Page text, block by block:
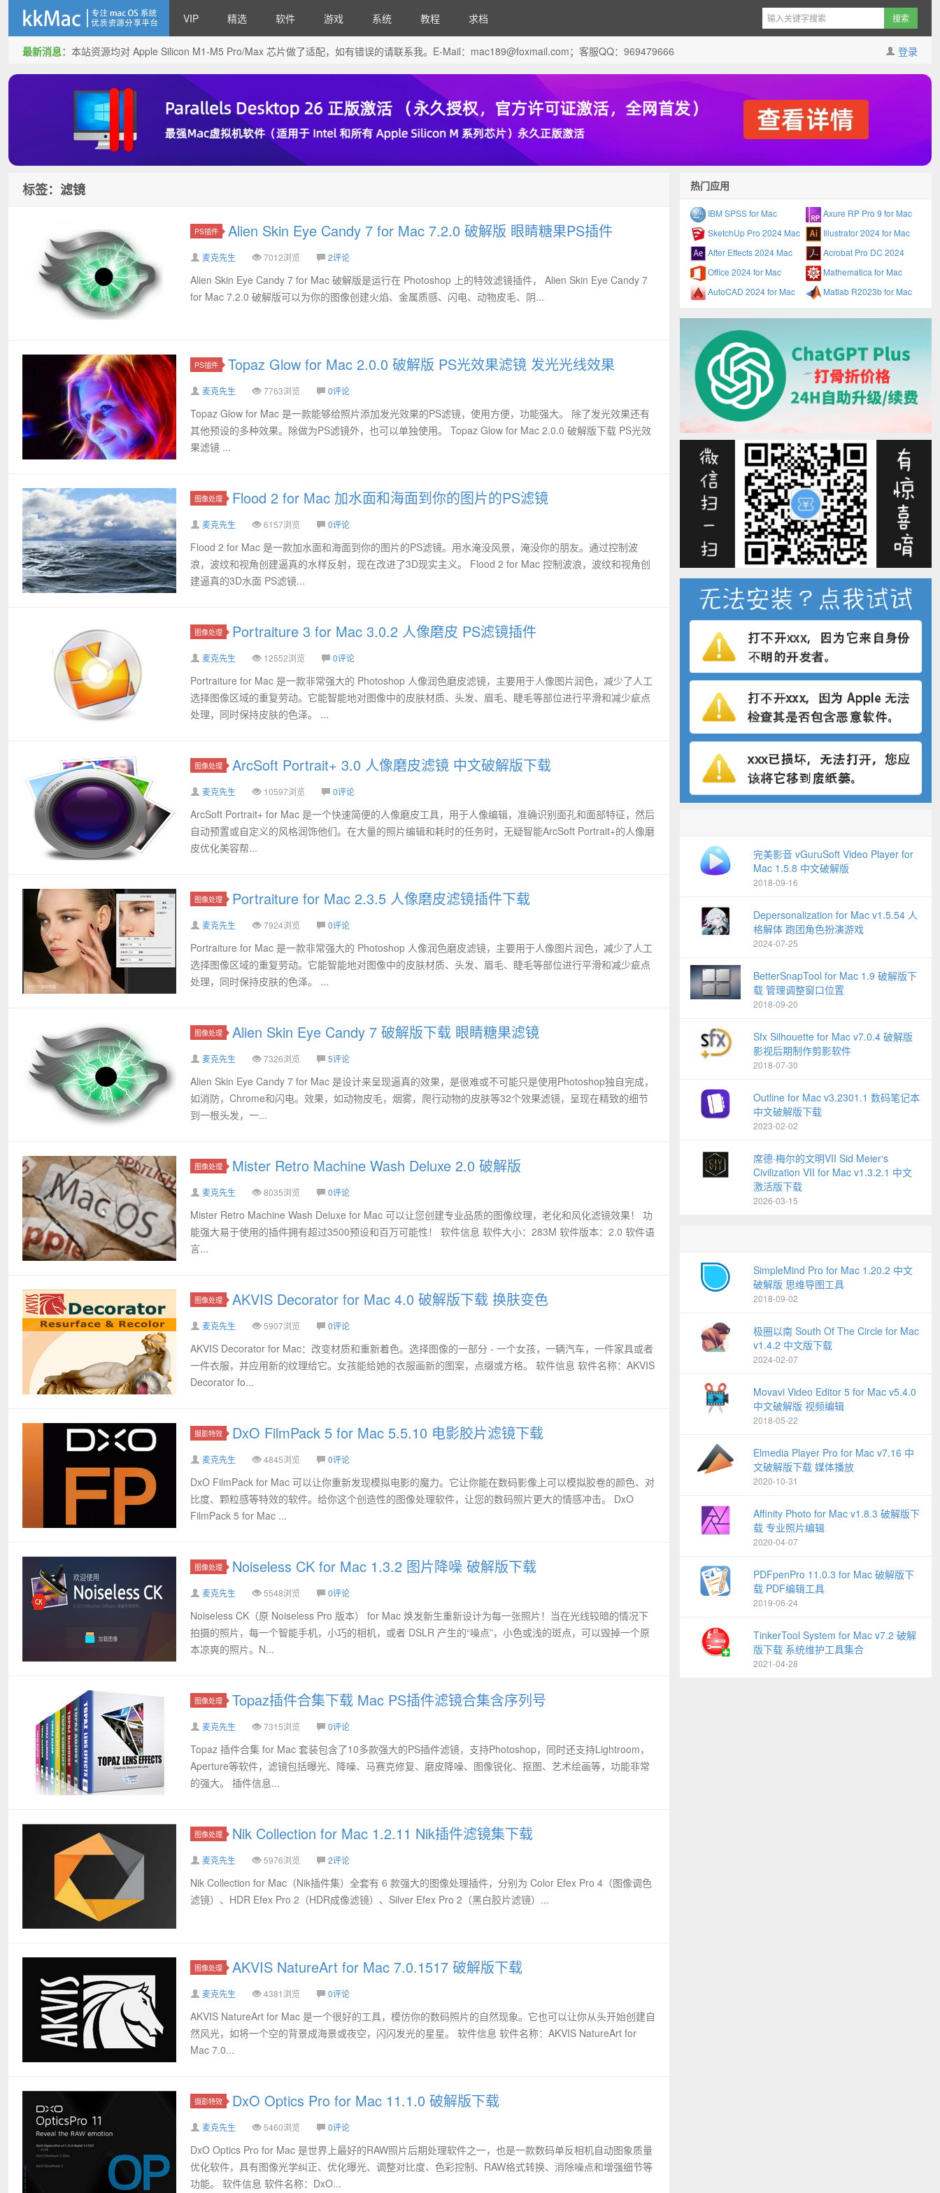
kkMac
VIP 精选 软件 游戏 系统 教程 求档
登录
最新消息： 本站资源均对 Apple Silicon M1-M5 Pro/Max 芯片做了适配，如有错误的请联系我。E-Mail： mac189@foxmail.com；客服QQ：969479666
标签：滤镜
PS插件 Alien Skin Eye Candy 7 for Mac 7.2.0 破解版 眼睛糖果PS插件
麦克先生 7012浏览 2评论
Alien Skin Eye Candy 7 for Mac 破解版是运行在 Photoshop 上的特效滤镜插件， Alien Skin Eye Candy 7
for Mac 7.2.0 破解版可以为你的图像创建火焰、金属质感、闪电、动物皮毛、阴...
PS插件 Topaz Glow for Mac 2.0.0 破解版 PS光效果滤镜 发光光线效果
麦克先生 7763浏览 0评论
Topaz Glow for Mac 是一款能够给照片添加发光效果的PS滤镜，使用方便，功能强大。 除了发光效果还有
其他预设的多种效果。除做为PS滤镜外，也可以单独使用。 Topaz Glow for Mac 2.0.0 破解版下载 PS光效
果滤镜 ...
图像处理 Flood 2 for Mac 加水面和海面到你的图片的PS滤镜
麦克先生 6157浏览 0评论
Flood 2 for Mac 是一款加水面和海面到你的图片的PS滤镜。用水淹没风景，淹没你的朋友。通过控制波
浪，波纹和视角创建逼真的水样反射，现在改进了3D现实主义。 Flood 2 for Mac 控制波浪，波纹和视角创
建逼真的3D水面 PS滤镜...
图像处理 Portraiture 3 for Mac 3.0.2 人像磨皮 PS滤镜插件
麦克先生 12552浏览 0评论
Portraiture for Mac 是一款非常强大的 Photoshop 人像润色磨皮滤镜，主要用于人像图片润色，减少了人工
选择图像区域的重复劳动。它能智能地对图像中的皮肤材质、头发、眉毛、睫毛等部位进行平滑和减少疵点
处理，同时保持皮肤的色泽。 ...
图像处理 ArcSoft Portrait+ 3.0 人像磨皮滤镜 中文破解版下载
麦克先生 10597浏览 0评论
ArcSoft Portrait+ for Mac 是一个快速简便的人像磨皮工具，用于人像编辑，准确识别面孔和面部特征，然后
自动预置或自定义的风格润饰他们。在大量的照片编辑和耗时的任务时，无疑智能ArcSoft Portrait+的人像磨
皮优化美容帮...
图像处理 Portraiture for Mac 2.3.5 人像磨皮滤镜插件下载
麦克先生 7924浏览 0评论
Portraiture for Mac 是一款非常强大的 Photoshop 人像润色磨皮滤镜，主要用于人像图片润色，减少了人工
选择图像区域的重复劳动。它能智能地对图像中的皮肤材质、头发、眉毛、睫毛等部位进行平滑和减少疵点
处理，同时保持皮肤的色泽。 ...
图像处理 Alien Skin Eye Candy 7 破解版下载 眼睛糖果滤镜
麦克先生 7326浏览 5评论
Alien Skin Eye Candy 7 for Mac 是设计来呈现逼真的效果，是很难或不可能只是使用Photoshop独自完成，
如消防，Chrome和闪电。效果，如动物皮毛，烟雾，爬行动物的皮肤等32个效果滤镜，呈现在精致的细节
到一根头发，一...
图像处理 Mister Retro Machine Wash Deluxe 2.0 破解版
麦克先生 8035浏览 0评论
Mister Retro Machine Wash Deluxe for Mac 可以让您创建专业品质的图像纹理，老化和风化滤镜效果！ 功
能强大易于使用的插件拥有超过3500预设和百万可能性！ 软件信息 软件大小：283M 软件版本：2.0 软件语
言...
图像处理 AKVIS Decorator for Mac 4.0 破解版下载 换肤变色
麦克先生 5907浏览 0评论
AKVIS Decorator for Mac：改变材质和重新着色。选择图像的一部分 - 一个女孩，一辆汽车，一件家具或者
一件衣服，并应用新的纹理给它。女孩能给她的衣服画新的图案，点缀或方格。 软件信息 软件名称：AKVIS
Decorator fo...
摄影特效 DxO FilmPack 5 for Mac 5.5.10 电影胶片滤镜下载
麦克先生 4845浏览 0评论
DxO FilmPack for Mac 可以让你重新发现模拟电影的魔力。它让你能在数码影像上可以模拟胶卷的颜色、对
比度、颗粒感等特效的软件。给你这个创造性的图像处理软件，让您的数码照片更大的情感冲击。 DxO
FilmPack 5 for Mac ...
图像处理 Noiseless CK for Mac 1.3.2 图片降噪 破解版下载
麦克先生 5548浏览 0评论
Noiseless CK（原 Noiseless Pro 版本） for Mac 焕发新生重新设计为每一张照片！当在光线较暗的情况下
拍摄的照片，每一个智能手机，小巧的相机，或者 DSLR 产生的“噪点”，小色或浅的斑点，可以毁掉一个原
本凉爽的照片。N...
图像处理 Topaz插件合集下载 Mac PS插件滤镜合集含序列号
麦克先生 7315浏览 0评论
Topaz 插件合集 for Mac 套装包含了10多款强大的PS插件滤镜，支持Photoshop，同时还支持Lightroom，
Aperture等软件，滤镜包括曝光、降噪、马赛克修复、磨皮降噪、图像锐化、抠图、艺术绘画等，功能非常
的强大。 插件信息...
图像处理 Nik Collection for Mac 1.2.11 Nik插件滤镜集下载
麦克先生 5976浏览 2评论
Nik Collection for Mac（Nik插件集）全套有 6 款强大的图像处理插件，分别为 Color Efex Pro 4（图像调色
滤镜）、HDR Efex Pro 2（HDR成像滤镜）、Silver Efex Pro 2（黑白胶片滤镜）...
图像处理 AKVIS NatureArt for Mac 7.0.1517 破解版下载
麦克先生 4381浏览 0评论
AKVIS NatureArt for Mac 是一个很好的工具，模仿你的数码照片的自然现象。它也可以让你从头开始创建自
然风光，如将一个空的背景成海景或夜空，闪闪发光的星星。 软件信息 软件名称：AKVIS NatureArt for
Mac 7.0...
摄影特效 DxO Optics Pro for Mac 11.1.0 破解版下载
麦克先生 5460浏览 0评论
DxO Optics Pro for Mac 是世界上最好的RAW照片后期处理软件之一，也是一款数码单反相机自动图象质量
优化软件，具有图像光学纠正、优化曝光、调整对比度、色彩控制、RAW格式转换、消除噪点和增强细节等
功能。 软件信息 软件名称：DxO...
热门应用
IBM SPSS for Mac
Axure RP Pro 9 for Mac
SketchUp Pro 2024 Mac
Illustrator 2024 for Mac
After Effects 2024 Mac
Acrobat Pro DC 2024
Office 2024 for Mac
Mathematica for Mac
AutoCAD 2024 for Mac
Matlab R2023b for Mac
完美影音 vGuruSoft Video Player for
Mac 1.5.8 中文破解版
2018-09-16
Depersonalization for Mac v1.5.54 人
格解体 跑团角色扮演游戏
2024-07-25
BetterSnapTool for Mac 1.9 破解版下
载 管理调整窗口位置
2018-09-20
Sfx Silhouette for Mac v7.0.4 破解版
影视后期制作剪影软件
2018-07-30
Outline for Mac v3.2301.1 数码笔记本
中文破解版下载
2023-02-02
席德·梅尔的文明VII Sid Meier‘s
Civilization VII for Mac v1.3.2.1 中文
激活版下载
2026-03-15
SimpleMind Pro for Mac 1.20.2 中文
破解版 思维导图工具
2018-09-02
极圈以南 South Of The Circle for Mac
v1.4.2 中文版下载
2024-02-07
Movavi Video Editor 5 for Mac v5.4.0
中文破解版 视频编辑
2018-05-22
Elmedia Player Pro for Mac v7.16 中
文破解版下载 媒体播放
2020-10-31
Affinity Photo for Mac v1.8.3 破解版下
载 专业照片编辑
2020-04-07
PDFpenPro 11.0.3 for Mac 破解版下
载 PDF编辑工具
2019-06-24
TinkerTool System for Mac v7.2 破解
版下载 系统维护工具集合
2021-04-28